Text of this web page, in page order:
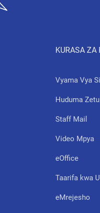
KURASA ZA
Vyama Vya
Huduma Zetu
Staff Mail
Video Mpya
eOffice
Taarifa kwa
eMrejesho